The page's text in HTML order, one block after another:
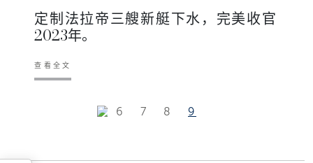
定制法拉帝三艘新艇下水，完美收官
2023年。
查看全文
6 7 8 9